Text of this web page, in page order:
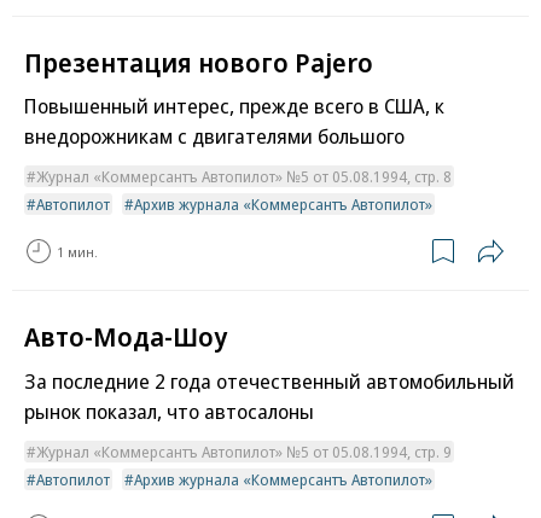
Презентация нового Pajero
Повышенный интерес, прежде всего в США, к
внедорожникам с двигателями большого
Журнал «Коммерсантъ Автопилот» №5 от 05.08.1994, стр. 8
Автопилот
Архив журнала «Коммерсантъ Автопилот»
1 мин.
Авто-Мода-Шоу
За последние 2 года отечественный автомобильный
рынок показал, что автосалоны
Журнал «Коммерсантъ Автопилот» №5 от 05.08.1994, стр. 9
Автопилот
Архив журнала «Коммерсантъ Автопилот»